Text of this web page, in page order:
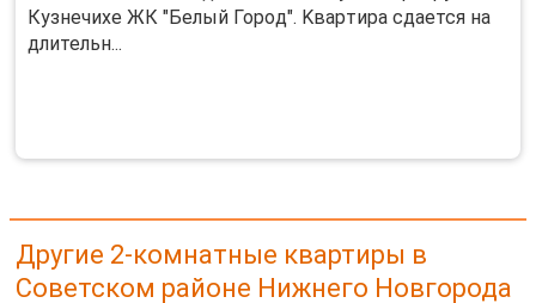
Кузнeчихе ЖК "Белый Горoд". Kвapтиpa cдaется на
длительн...
Другие 2-комнатные квартиры в
Советском районе Нижнего Новгорода